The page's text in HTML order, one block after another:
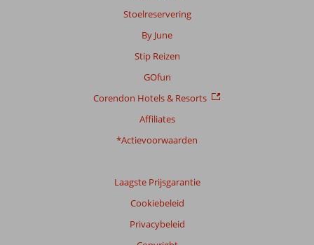
Stoelreservering
By June
Stip Reizen
GOfun
Corendon Hotels & Resorts
Affiliates
*Actievoorwaarden
Laagste Prijsgarantie
Cookiebeleid
Privacybeleid